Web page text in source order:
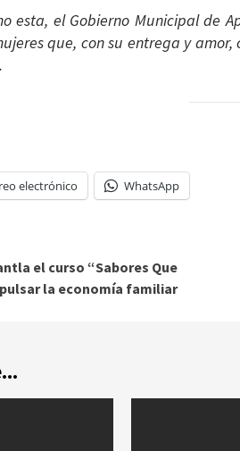
esta, el Gobierno Municipal de
que, con su entrega y
electrónico WhatsApp
el curso “Sabores Que
la economía familiar